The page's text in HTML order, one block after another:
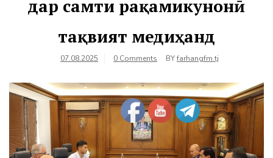
дар самти рақамикунонӣ
тақвият медиҳанд
07.08.2025 0 Comments BYfarhangfm.tj